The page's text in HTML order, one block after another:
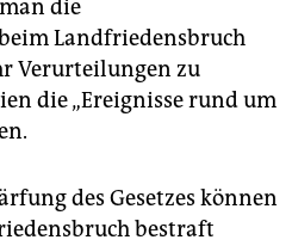
die
Landfriedensbruch
Verurteilungen zu
die „Ereignisse rund um
des Gesetzes können
bestraft